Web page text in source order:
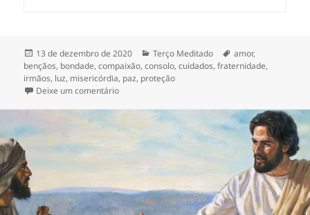
Publicado
em
13 de dezembro de 2020 Categorias
Terço Meditado Tags
amor,
bençãos, bondade,compaixão,consolo,cuidados,fraternidade,
irmãos, luz, misericórdia, paz, proteção
Deixe um comentárioem Terço pelos pobres e abandonados